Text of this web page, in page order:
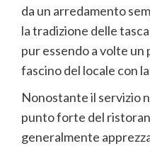
da un arredamento
la tradizione delle
pur essendo a volte un
fascino del locale con
Nonostante il servizio
punto forte del
generalmente